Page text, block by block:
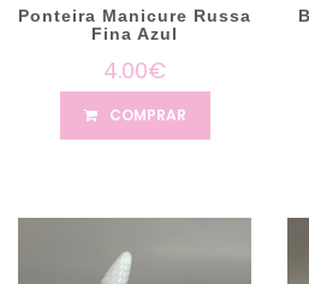
Ponteira Manicure Russa
Fina Azul
4.00€
COMPRAR